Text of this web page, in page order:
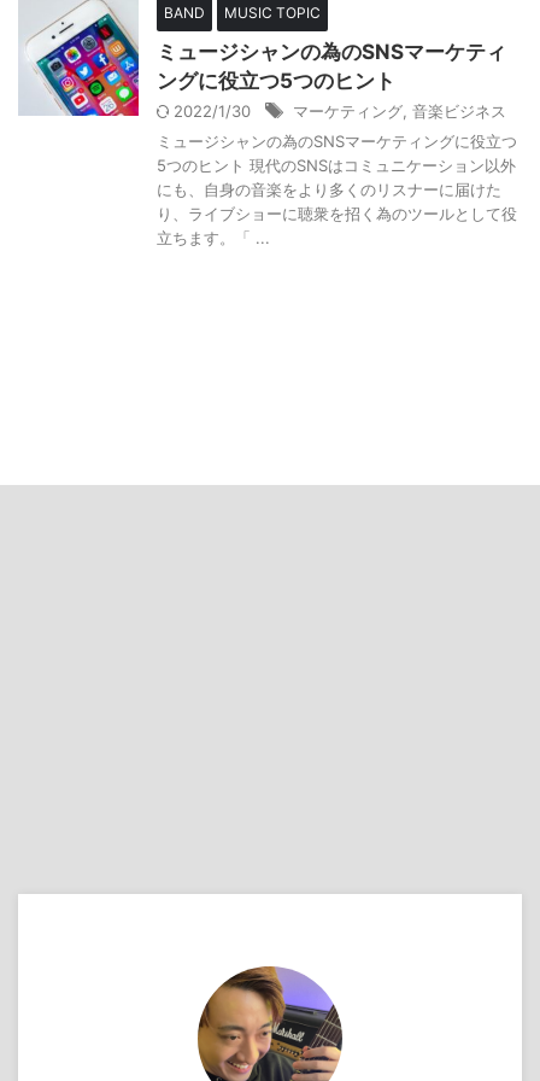
BAND MUSIC TOPIC
ミュージシャンの為のSNSマーケティ
ングに役立つ5つのヒント
2022/1/30 マーケティング 音楽ビジネス
ミュージシャンの為のSNSマーケティングに役立つ
5つのヒント 現代のSNSはコミュニケーション以外
にも、自身の音楽をより多くのリスナーに届けた
り、ライブショーに聴衆を招く為のツールとして役
立ちます。「 ...